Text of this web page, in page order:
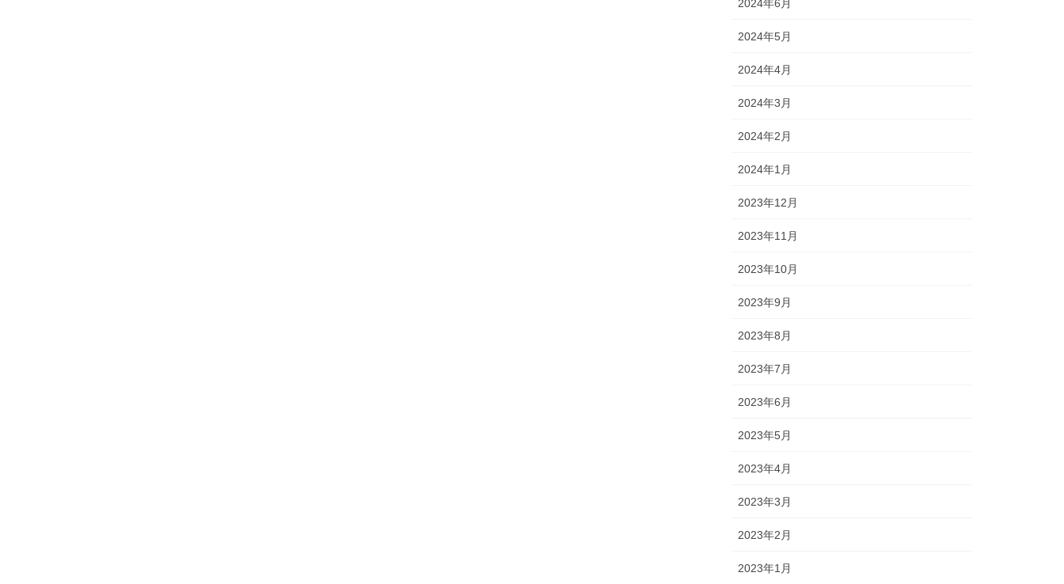
2024年6月
2024年5月
2024年4月
2024年3月
2024年2月
2024年1月
2023年12月
2023年11月
2023年10月
2023年9月
2023年8月
2023年7月
2023年6月
2023年5月
2023年4月
2023年3月
2023年2月
2023年1月